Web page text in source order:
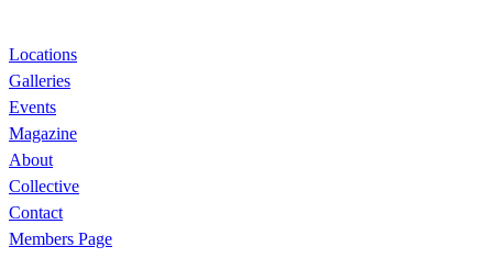
Locations
Galleries
Events
Magazine
About
Collective
Contact
Members Page